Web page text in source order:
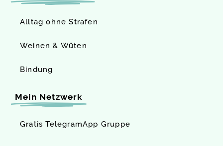
Alltag ohne Strafen
Weinen & Wüten
Bindung
Mein Netzwerk
Gratis TelegramApp Gruppe